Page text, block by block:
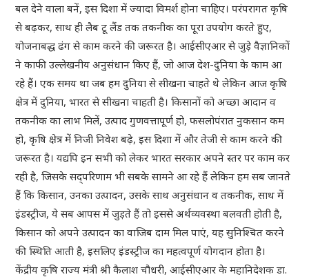
बल देने वाला बनें, इस दिशा में ज्यादा विमर्श होना चाहिए। परंपरागत कृषि
से बढ़कर, साथ ही लैब टू लैंड तक तकनीक का पूरा उपयोग करते हुए,
योजनाबद्ध ढंग से काम करने की जरूरत है। आईसीएआर से जुड़े वैज्ञानिकों
ने काफी उल्लेखनीय अनुसंधान किए हैं, जो आज देश-दुनिया के काम आ
रहे हैं। एक समय था जब हम दुनिया से सीखना चाहते थे लेकिन आज कृषि
क्षेत्र में दुनिया, भारत से सीखना चाहती है। किसानों को अच्छा आदान व
तकनीक का लाभ मिलें, उत्पाद गुणवत्तापूर्ण हो, फसलोपंरात नुकसान कम
हो, कृषि क्षेत्र में निजी निवेश बढ़े, इस दिशा में और तेजी से काम करने की
जरूरत है। यद्यपि इन सभी को लेकर भारत सरकार अपने स्तर पर काम कर
रही है, जिसके सद्परिणाम भी सबके सामने आ रहे हैं लेकिन हम सब जानते
हैं कि किसान, उनका उत्पादन, उसके साथ अनुसंधान व तकनीक, साथ में
इंडस्ट्रीज, ये सब आपस में जुड़ते हैं तो इससे अर्थव्यवस्था बलवती होती है,
किसान को अपने उत्पादन का वाजिब दाम मिल पाएं, यह सुनिश्चित करने
की स्थिति आती है, इसलिए इंडस्ट्रीज का महत्वपूर्ण योगदान होता है।
केंद्रीय कृषि राज्य मंत्री श्री कैलाश चौधरी, आईसीएआर के महानिदेशक डा.